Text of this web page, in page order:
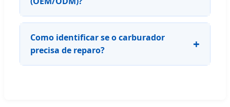
Como identificar se o carburador
precisa de reparo?